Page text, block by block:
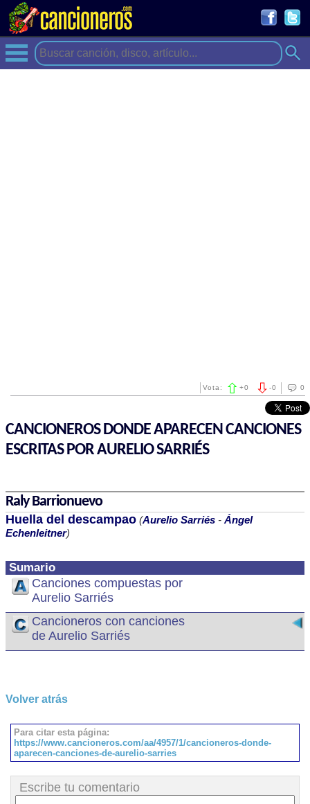
0
-0
Vota: +0
CANCIONEROS DONDE APARECEN CANCIONES
ESCRITAS POR AURELIO SARRIÉS
Sumario
Canciones compuestas por
Aurelio Sarriés
Cancioneros con canciones
de Aurelio Sarriés
Raly Barrionuevo
Huella del descampao (Aurelio Sarriés - Ángel
Echenleitner)
Volver atrás
Para citar esta página:
https://www.cancioneros.com/aa/4957/1/cancioneros-donde-
aparecen-canciones-de-aurelio-sarries
Escribe tu comentario